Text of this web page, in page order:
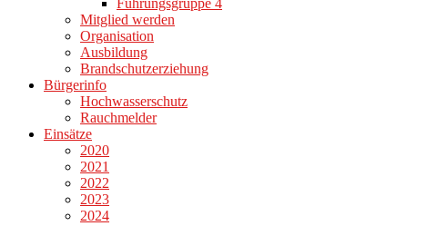
Führungsgruppe 4
Mitglied werden
Organisation
Ausbildung
Brandschutzerziehung
Bürgerinfo
Hochwasserschutz
Rauchmelder
Einsätze
2020
2021
2022
2023
2024